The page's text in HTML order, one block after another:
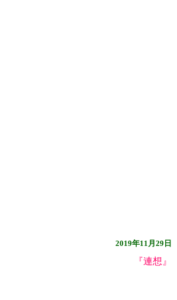
2019年11月29日
『連想』